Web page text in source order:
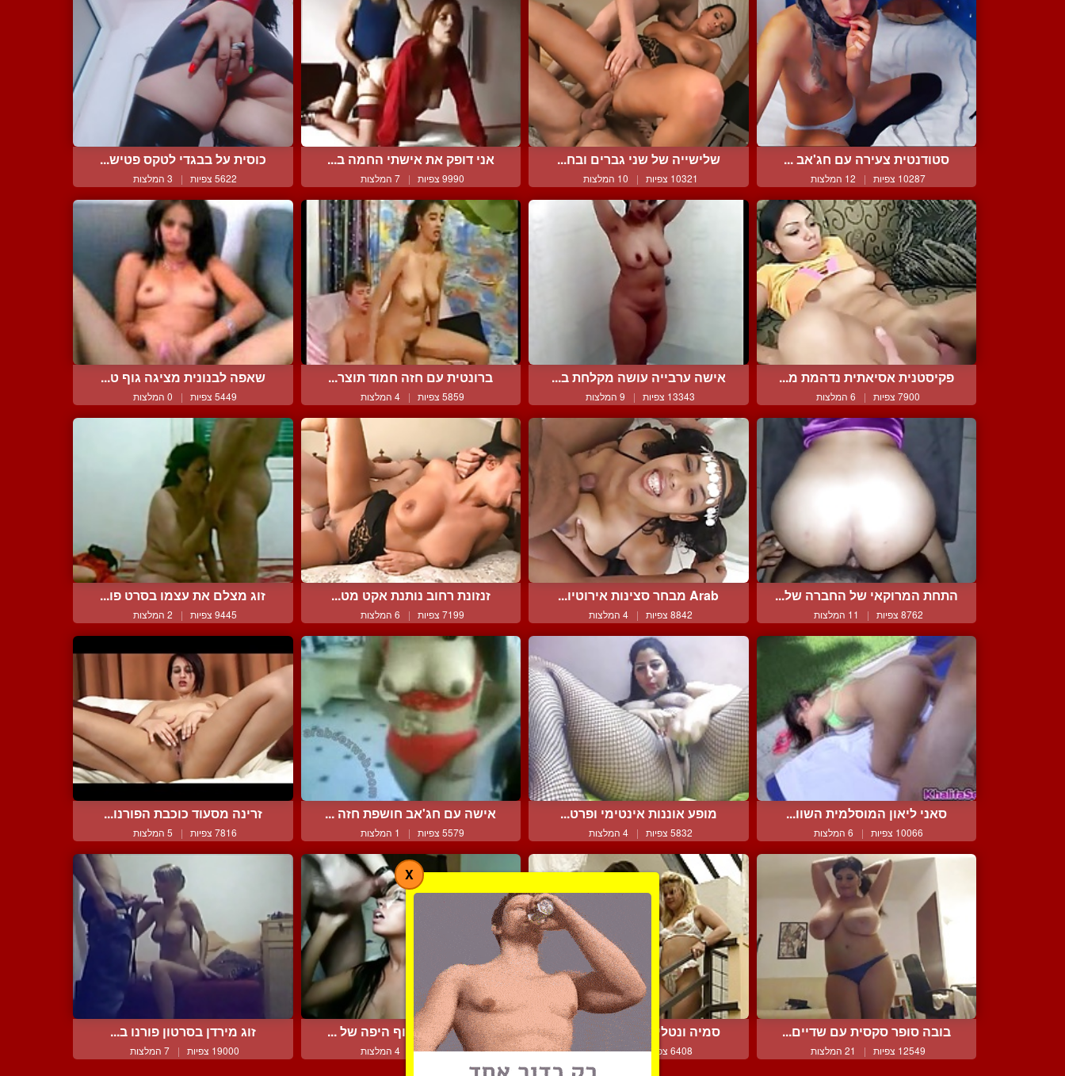
סטודנטית צעירה עם חג'אב ...
10287 צפיות | 12 המלצות
שלישייה של שני גברים ובח...
10321 צפיות | 10 המלצות
אני דופק את אישתי החמה ב...
9990 צפיות | 7 המלצות
כוסית על בבגדי לטקס פטיש...
5622 צפיות | 3 המלצות
פקיסטנית אסיאתית נדהמת מ...
7900 צפיות | 6 המלצות
אישה ערבייה עושה מקלחת ב...
13343 צפיות | 9 המלצות
ברונטית עם חזה חמוד תוצר...
5859 צפיות | 4 המלצות
שאפה לבנונית מציגה גוף ט...
5449 צפיות | 0 המלצות
התחת המרוקאי של החברה של...
8762 צפיות | 11 המלצות
Arab מבחר סצינות אירוטיו...
8842 צפיות | 4 המלצות
זנזונת רחוב נותנת אקט מט...
7199 צפיות | 6 המלצות
זוג מצלם את עצמו בסרט פו...
9445 צפיות | 2 המלצות
סאני ליאון המוסלמית השוו...
10066 צפיות | 6 המלצות
מופע אוננות אינטימי ופרט...
5832 צפיות | 4 המלצות
אישה עם חג'אב חושפת חזה ...
5579 צפיות | 1 המלצות
זרינה מסעוד כוכבת הפורנו...
7816 צפיות | 5 המלצות
בובה סופר סקסית עם שדיים...
12549 צפיות | 21 המלצות
סמיה ונטלי בשלישייה חביב...
6408 צפיות | 6 המלצות
גמירה על הפרצוף היפה של ...
6949 צפיות | 4 המלצות
זוג מירדן בסרטון פורנו ב...
19000 צפיות | 7 המלצות
X